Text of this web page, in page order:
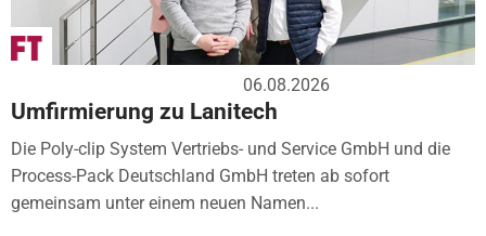
06.08.2026
Umfirmierung zu Lanitech
Die Poly-clip System Vertriebs- und Service GmbH und die
Process-Pack Deutschland GmbH treten ab sofort
gemeinsam unter einem neuen Namen...